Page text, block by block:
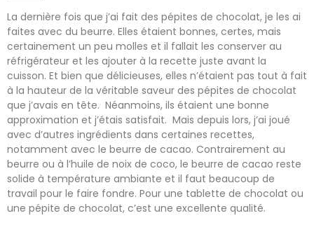
La dernière fois que j’ai fait des pépites de chocolat, je les ai
faites avec du beurre. Elles étaient bonnes, certes, mais
certainement un peu molles et il fallait les conserver au
réfrigérateur et les ajouter à la recette juste avant la
cuisson. Et bien que délicieuses, elles n’étaient pas tout à fait
à la hauteur de la véritable saveur des pépites de chocolat
que j’avais en tête. Néanmoins, ils étaient une bonne
approximation et j’étais satisfait. Mais depuis lors, j’ai joué
avec d’autres ingrédients dans certaines recettes,
notamment avec le beurre de cacao. Contrairement au
beurre ou à l’huile de noix de coco, le beurre de cacao reste
solide à température ambiante et il faut beaucoup de
travail pour le faire fondre. Pour une tablette de chocolat ou
une pépite de chocolat, c’est une excellente qualité.